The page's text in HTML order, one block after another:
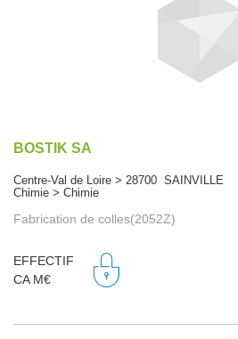
BOSTIK SA
Centre-Val de Loire > 28700 SAINVILLE
Chimie > Chimie
Fabrication de colles(2052Z)
EFFECTIF
CA M€